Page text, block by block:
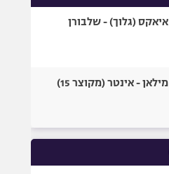
איאקס (גלוך) - שלבורן
מילאן - אינטר (מקוצר 15)